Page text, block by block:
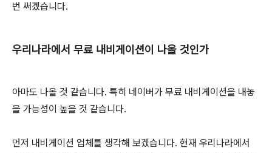
번 써겠습니다.
우리나라에서 무료 내비게이션이 나올 것인가
아마도 나올 것 같습니다. 특히 네이버가 무료 내비게이션을 내놓
을 가능성이 높을 것 같습니다.
먼저 내비게이션 업체를 생각해 보겠습니다. 현재 우리나라에서